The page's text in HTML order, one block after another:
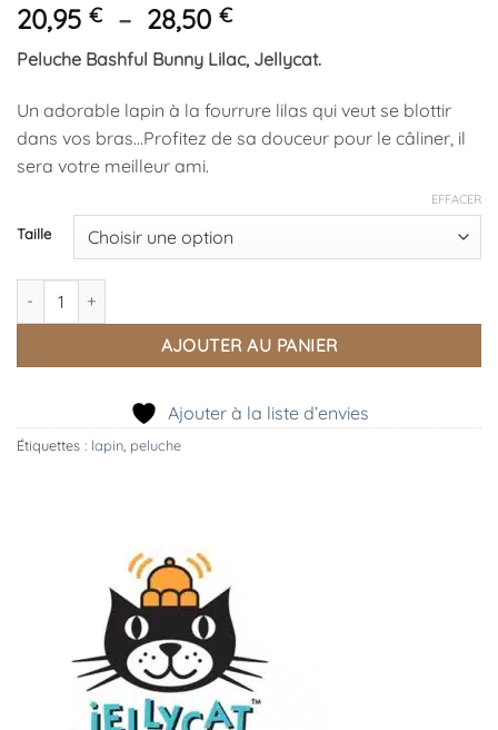
20,95 € – 28,50 €Plage
de
prix :
20,95 €
à
28,50 €
Peluche Bashful Bunny Lilac, Jellycat.
Un adorable lapin à la fourrure lilas qui veut se blottir
dans vos bras…Profitez de sa douceur pour le câliner, il
sera votre meilleur ami.
Taille
EFFACER
quantité de Peluche Bashful Bunny Lilac
AJOUTER AU PANIER
Ajouter à la liste d’envies
Étiquettes : lapin peluche